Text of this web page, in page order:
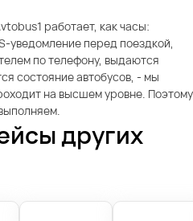
работает, как часы:
уведомление перед поездкой,
по телефону, выдаются
состояние автобусов, - мы
на высшем уровне. Поэтому
других